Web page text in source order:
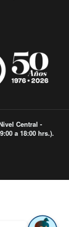
Central -
a 18:00 hrs.).